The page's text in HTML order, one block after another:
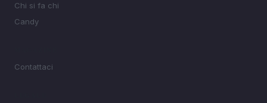
Chi si fa chi
Candy
Contattaci